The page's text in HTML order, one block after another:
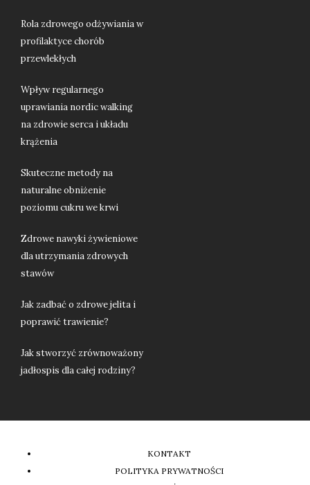
Rola zdrowego odżywiania w
profilaktyce chorób
przewlekłych
Wpływ regularnego
uprawiania nordic walking
na zdrowie serca i układu
krążenia
Skuteczne metody na
naturalne obniżenie
poziomu cukru we krwi
Zdrowe nawyki żywieniowe
dla utrzymania zdrowych
stawów
Jak zadbać o zdrowe jelita i
poprawić trawienie?
Jak stworzyć zrównoważony
jadłospis dla całej rodziny?
KONTAKT
POLITYKA PRYWATNOŚCI